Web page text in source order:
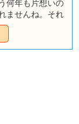
何年も片想いの
ませんね。それ
掴めていないの
勇気がなかなか
ままあの人を想
を知らなくて
を独占している
。